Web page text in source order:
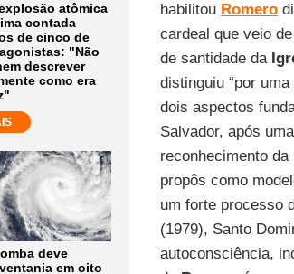
atômica
contada
de cinco de
"Não
descrever
como era
deve
em oito
habilitou Romero
cardeal que veio
de santidade da
distinguiu “por
dois aspectos
Salvador, após
reconhecimento
propôs como
um forte processo
(1979), Santo
autoconsciência,